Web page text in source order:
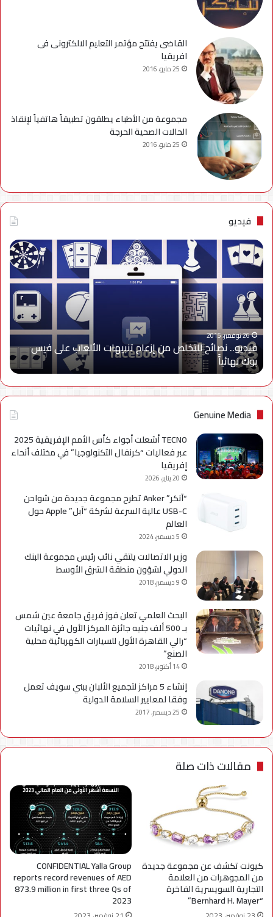
القاضى يفتتح مؤتمر التعليم الالكترونى فى
افريقيا
25 مايو، 2016
مجموعة من الأطباء يطلقون تطبيقاً هاتفياً لإنقاذ
الحالات الصحية الحرجة
25 مايو، 2016
فيديو
فيديو..
نصائح
للتخلص
من
إزعاج
تنبيهات
الألعاب
على
فيس
بوك
نهائياًَ
26 نوفمبر، 2015
فيديو.. نصائح للتخلص من إزعاج تنبيهات الألعاب على فيس
بوك نهائياًَ
Genuine Media
TECNO أشعلت أجواء كأس الأمم الإفريقية 2025
عبر فعاليات “كرنفال التكنولوجيا” في مختلف أنحاء
إفريقيا
20 يناير، 2026
“آنكر” Anker تطرح مجموعة جديدة من شواحن
USB-C عالية السرعة لشركة “آبل” Apple حول
العالم
5 ديسمبر، 2024
وزير الاتصالات يلتقي نائب رئيس مجموعة البنك
الدولي لشؤون منطقة الشرق الأوسط
9 ديسمبر، 2018
البحث العلمي تعلن فوز فريق جامعة عين شمس
بـ 500 ألف جنيه جائزة المركز الأول في نهائيات
“رالي القاهرة الأول للسيارات الكهربائية محلية
الصنع”
14 أكتوبر، 2018
إنشاء 5 مراكز لتجميع الألبان ببني سويف تعمل
وفقا لمعايير السلامة الدولية
25 ديسمبر، 2017
مقالات ذات صلة
كيونت تكشف عن مجموعة جديدة
من المجوهرات من العلامة
التجارية السويسرية الفاخرة
“Bernhard H. Mayer”
CONFIDENTIAL Yalla Group
reports record revenues of AED
873.9 million in first three Qs of
2023